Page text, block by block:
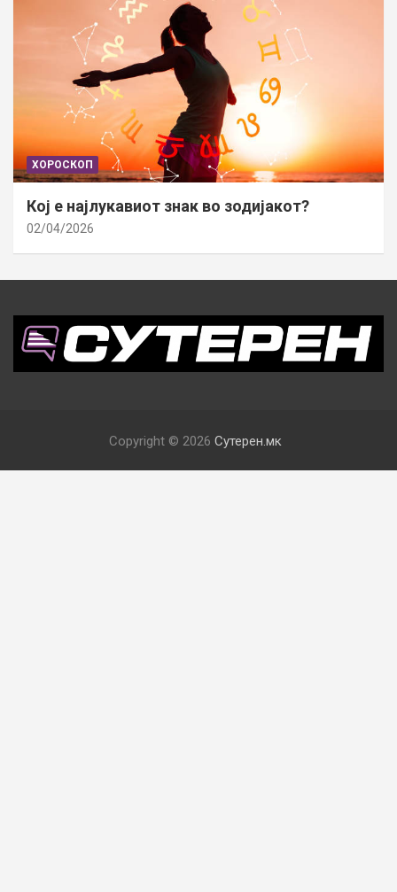
ХОРОСКОП
Кој е најлукавиот знак во зодијакот?
02/04/2026
Copyright © 2026 Сутерен.мк